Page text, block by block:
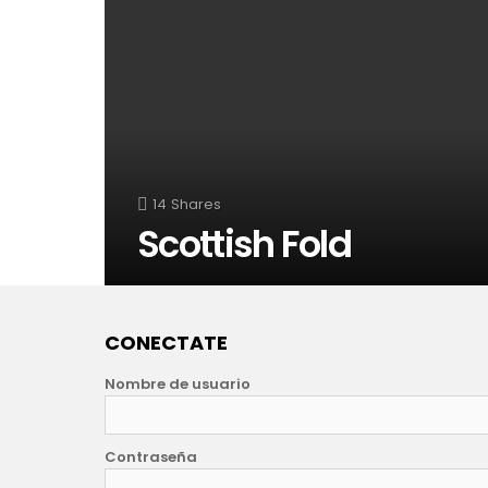
14 Shares
Scottish Fold
CONECTATE
Nombre de usuario
Contraseña